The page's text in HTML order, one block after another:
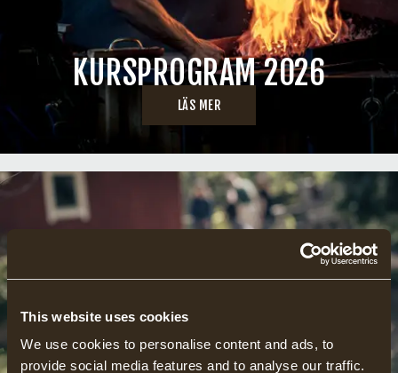
This website uses cookies
We use cookies to personalise content and ads, to
provide social media features and to analyse our traffic.
KURSPROGRAM 2026
LÄS MER